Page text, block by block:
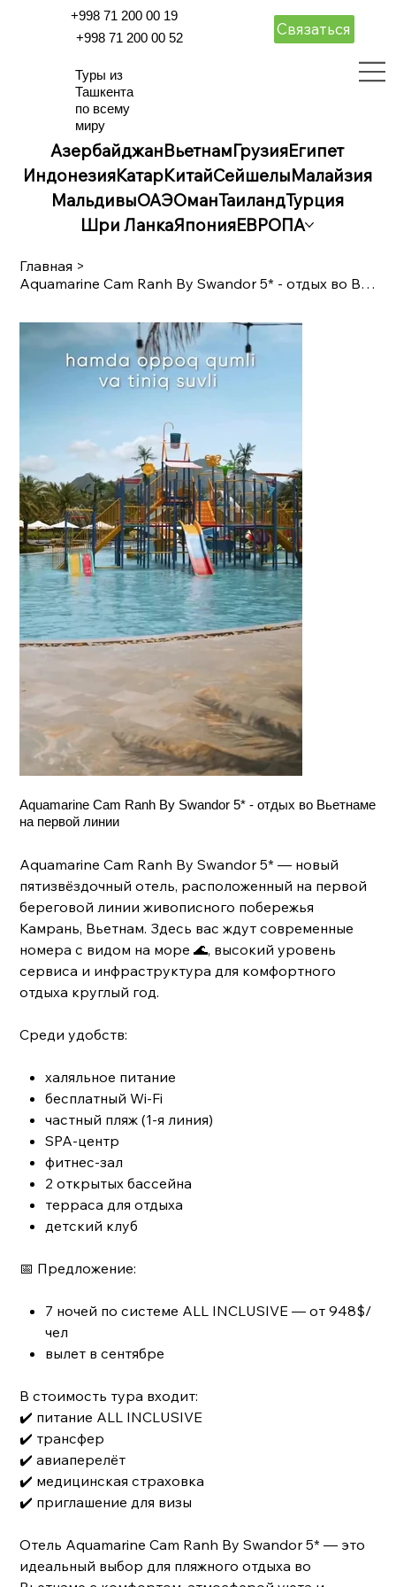
+998 71 200 00 19
+998 71 200 00 52
Связаться
Туры из
Ташкента
по всему
миру
АзербайджанВьетнамГрузияЕгипет
ИндонезияКатарКитайСейшелыМалайзия
МальдивыОАЭОманТаиландТурция
Шри ЛанкаЯпонияЕВРОПА
Главная >
Aquamarine Cam Ranh By Swandor 5* - отдых во Вьетнаме на первой линии
Aquamarine Cam Ranh By Swandor 5* - отдых во Вьетнаме
на первой линии
Aquamarine Cam Ranh By Swandor 5* — новый
пятизвёздочный отель, расположенный на первой
береговой линии живописного побережья
Камрань, Вьетнам. Здесь вас ждут современные
номера с видом на море 🌊, высокий уровень
сервиса и инфраструктура для комфортного
отдыха круглый год.
Среди удобств:
халяльное питание
бесплатный Wi-Fi
частный пляж (1-я линия)
SPA-центр
фитнес-зал
2 открытых бассейна
терраса для отдыха
детский клуб
📅 Предложение:
7 ночей по системе ALL INCLUSIVE — от 948$/
чел
вылет в сентябре
В стоимость тура входит:
✔️ питание ALL INCLUSIVE
✔️ трансфер
✔️ авиаперелёт
✔️ медицинская страховка
✔️ приглашение для визы
Отель Aquamarine Cam Ranh By Swandor 5* — это
идеальный выбор для пляжного отдыха во